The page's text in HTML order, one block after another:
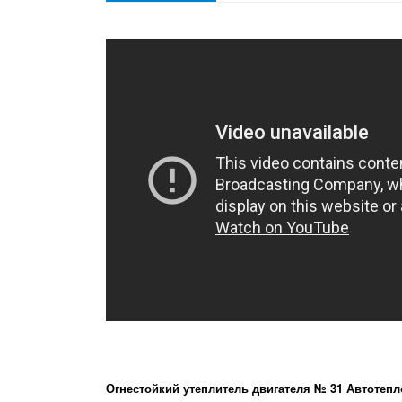
Огнестойкий утеплитель двигателя № 31